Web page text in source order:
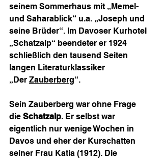
seinem Sommerhaus mit „Memel-
und Saharablick“ u.a. „Joseph und
seine Brüder“. Im Davoser Kurhotel
„Schatzalp“ beendeter er 1924
schließlich den tausend Seiten
langen Literaturklassiker
„Der Zauberberg“.
Sein Zauberberg war ohne Frage
die Schatzalp. Er selbst war
eigentlich nur wenige Wochen in
Davos und eher der Kurschatten
seiner Frau Katia (1912). Die